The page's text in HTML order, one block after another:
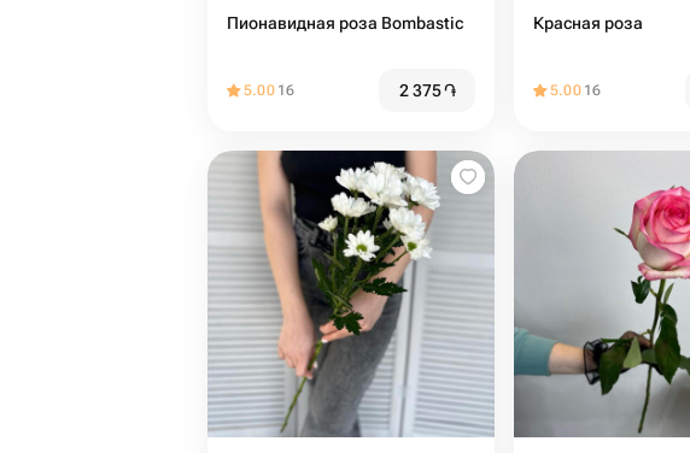
Пионавидная роза Bombastic
5.00 16 2 375֏
Красная роза
5.00 16